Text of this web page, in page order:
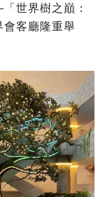
世界樹之巔：
客廳隆重舉